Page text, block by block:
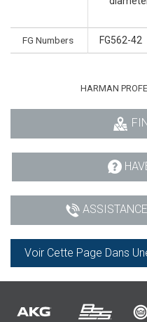
FG Numbers FG562-42
HARMAN
Voir Cette Page Dans